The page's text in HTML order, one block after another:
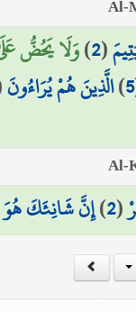
(
2
)وَلَا يَحُضُّ
5
)الَّذِينَ هُمْ يُرَاءُونَ
(
2
)إِنَّ شَانِئَكَ هُوَ